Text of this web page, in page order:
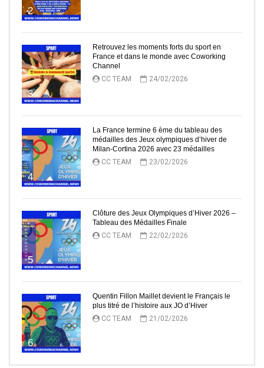
2
3
Retrouvez les moments forts du sport en
France et dans le monde avec Coworking
Channel
CC TEAM
24/02/2026
4
La France termine 6 ème du tableau des
médailles des Jeux olympiques d’hiver de
Milan-Cortina 2026 avec 23 médailles
CC TEAM
23/02/2026
5
Clôture des Jeux Olympiques d’Hiver 2026 –
Tableau des Médailles Finale
CC TEAM
22/02/2026
6
Quentin Fillon Maillet devient le Français le
plus titré de l’histoire aux JO d’Hiver
CC TEAM
21/02/2026